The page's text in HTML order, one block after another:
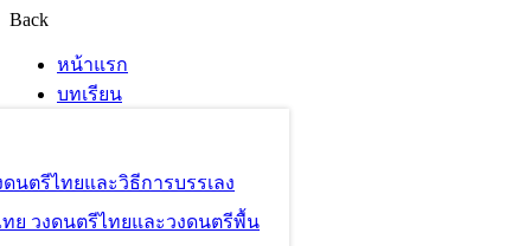
Back
หน้าแรก
บทเรียน
ดนตรีไทยและวิธีการบรรเลง
ทย วงดนตรีไทยและวงดนตรีพื้น